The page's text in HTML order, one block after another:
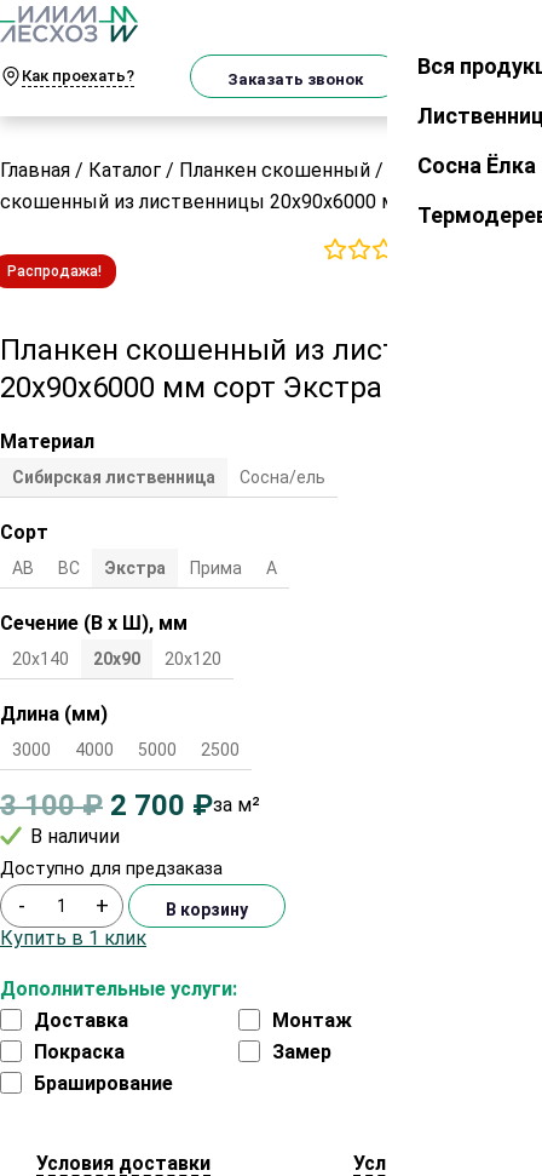
Как проехать? Заказать звонок Закрыть
Вся
Сосна Ёлка
Главная / Каталог / Планкен скошенный /
Планкен
скошенный из лиственницы 20х90х6000 мм сорт Экстра
Распродажа!
Планкен скошенный из лиственницы
20х90х6000 мм сорт Экстра
Материал
Сибирская лиственница Сосна/ель
Сорт
АВ ВС Экстра Прима А
Сечение (В х Ш), мм
20х140 20х90 20х120
Длина (мм)
3000 4000 5000 2500
3 100₽ 2 700 ₽за м²
В наличии
Доступно для предзаказа
Дополнительные услуги:
Доставка
Монтаж
Покраска
Замер
Браширование
- + В корзину
Купить в 1 клик
Условия доставки Условия оплаты